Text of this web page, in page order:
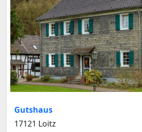
Gutshaus
17121 Loitz